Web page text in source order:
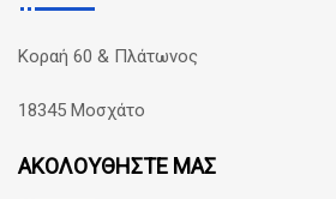
Κοραή 60 & Πλάτωνος
18345 Μοσχάτο
ΑΚΟΛΟΥΘΗΣΤΕ ΜΑΣ